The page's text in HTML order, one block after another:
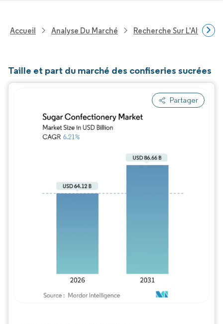
Accueil Analyse Du Marché Recherche Sur
Taille et part du marché des confiseries sucrées
Partager